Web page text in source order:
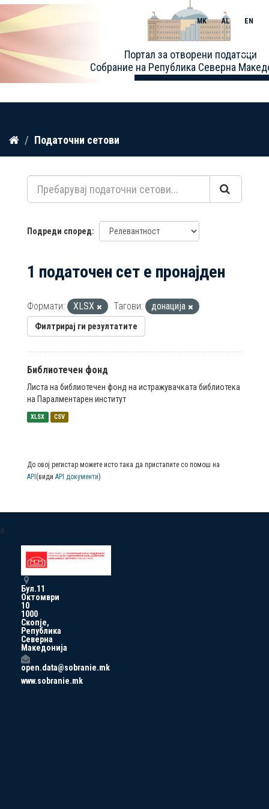
Прескокнете
содржина
Портал за отворени податоци
Собрание на Република Северна
MK AL EN
Toggle
Податочни сетови
Подреди според
1 податочен сет е пронајден
Формати: XLSX Тагови: донација
Филтрирај ги резултатите
Библиотечен фонд
Листа на библиотечен фонд на истражувачката библиотека
на Паралментарен институт
XLSX CSV
До овој регистар можете исто така да пристапите со помош на
API (види API документи)
a
Бул.11
Октомври
10
1000
Скопје,
Република
Северна
Македонија
open.data@sobranie.mk
www.sobranie.mk